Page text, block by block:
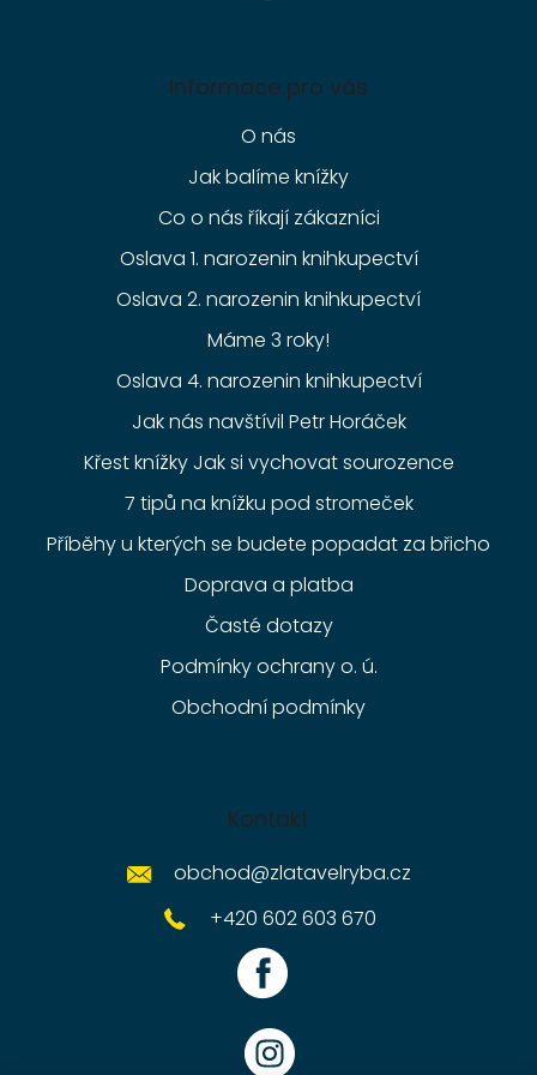
Informace pro vás
O nás
Jak balíme knížky
Co o nás říkají zákazníci
Oslava 1. narozenin knihkupectví
Oslava 2. narozenin knihkupectví
Máme 3 roky!
Oslava 4. narozenin knihkupectví
Jak nás navštívil Petr Horáček
Křest knížky Jak si vychovat sourozence
7 tipů na knížku pod stromeček
Příběhy u kterých se budete popadat za břicho
Doprava a platba
Časté dotazy
Podmínky ochrany o. ú.
Obchodní podmínky
Kontakt
obchod@zlatavelryba.cz
+420 602 603 670